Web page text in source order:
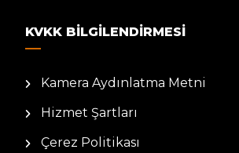
KVKK BILGILENDIRMESI
Kamera Aydınlatma Metni
Hizmet Şartları
Çerez Politikası